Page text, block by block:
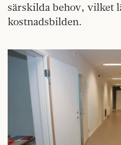
särskilda behov, vilket
kostnadsbilden.